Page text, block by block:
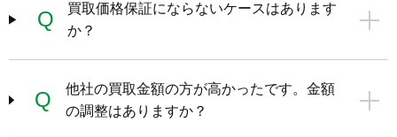
Q
買取価格保証にならないケースはあります
か？
Q
他社の買取金額の方が高かったです。金額
の調整はありますか？